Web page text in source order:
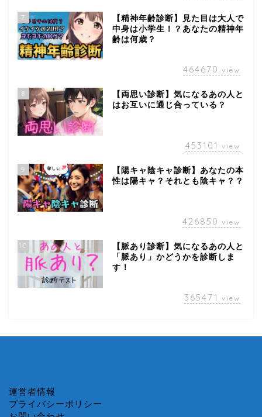
7
【精神年齢診断】見た目は大人で
中身は小学生！？あなたの精神年
齢は何歳？
464670 view
8
【両思い診断】気になるあの人と
はお互いに通じ合っている？
453101 view
9
【陽キャ陰キャ診断】あなたの本
性は陽キャ？それとも陰キャ？？
426850 view
10
【脈あり診断】気になるあの人と
「脈あり」かどうかを診断しま
す！
365471 view
運営者情報
プライバシーポリシー